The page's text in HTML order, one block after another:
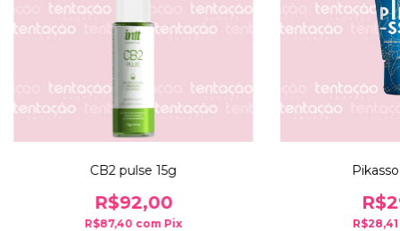
CB2 pulse 15g
R$92,00
R$87,40 com Pix R$28,41